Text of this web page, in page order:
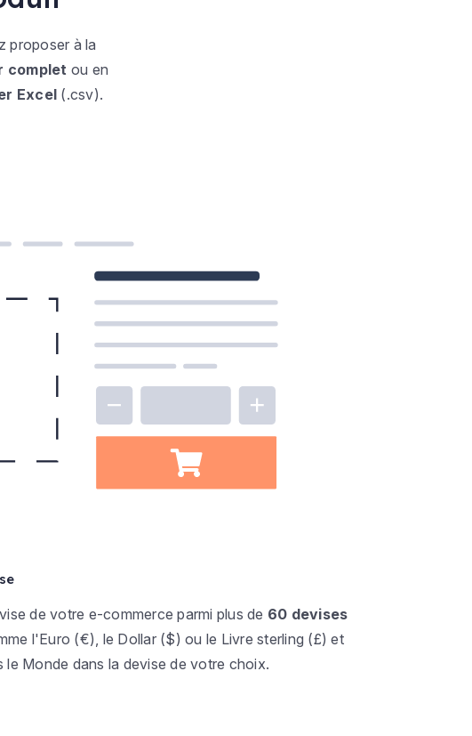
proposer à la
complet ou en
Excel (.csv).
de votre e-commerce parmi plus de 60 devises
l'Euro (€), le Dollar ($) ou le Livre sterling (£) et
le Monde dans la devise de votre choix.